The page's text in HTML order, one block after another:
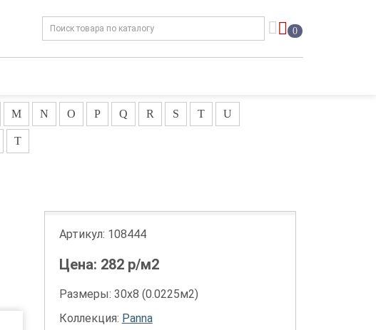
0
M N O P Q R S T U
Т
Артикул: 108444
Цена: 282р/м2
Размеры: 30х8 (0.0225м2)
Коллекция: Panna